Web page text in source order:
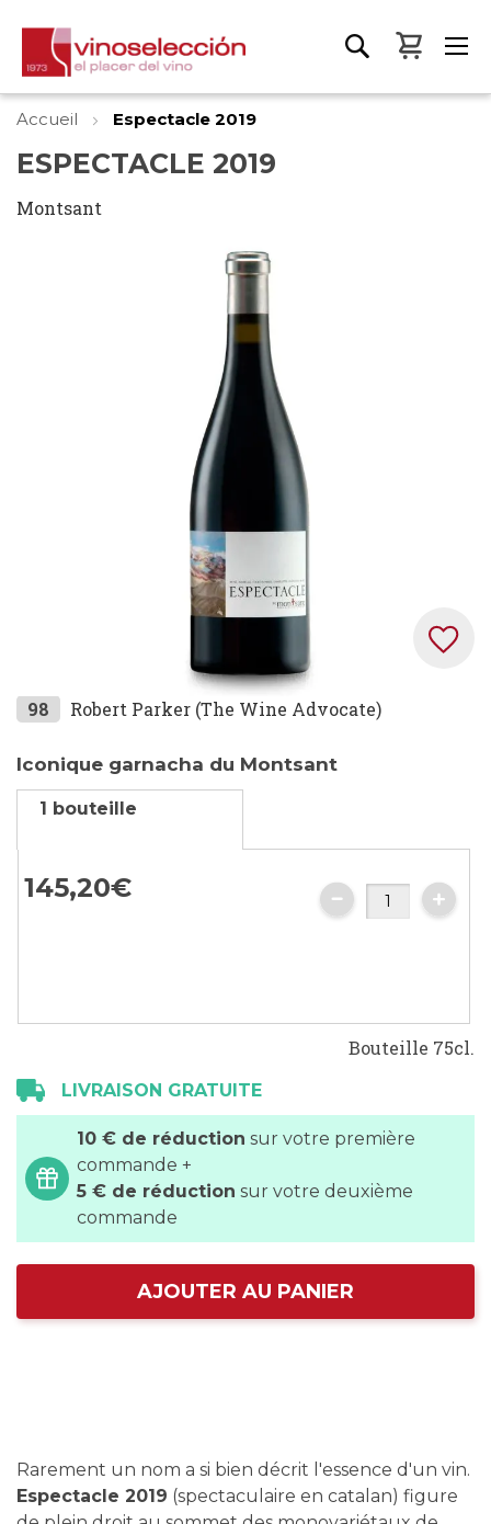
Mon
Accueil Espectacle 2019
ESPECTACLE 2019
Montsant
Skip
the
beginning
gallery
98 Robert Parker (The Wine Advocate)
Iconique garnacha du Montsant
1 bouteille
145,20€
Bouteille 75cl.
LIVRAISON GRATUITE
10 € de réduction sur votre première
commande +
5 € de réduction sur votre deuxième
commande
AJOUTER AU PANIER
Rarement un nom a si bien décrit l'essence d'un vin.
Espectacle 2019 (spectaculaire en catalan) figure